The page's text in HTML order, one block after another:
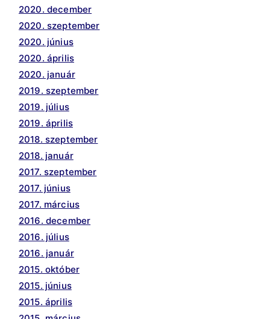
2020. december
2020. szeptember
2020. június
2020. április
2020. január
2019. szeptember
2019. július
2019. április
2018. szeptember
2018. január
2017. szeptember
2017. június
2017. március
2016. december
2016. július
2016. január
2015. október
2015. június
2015. április